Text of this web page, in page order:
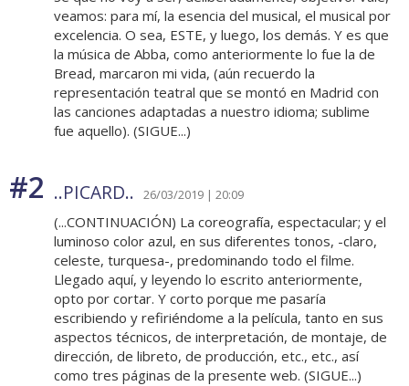
veamos: para mí, la esencia del musical, el musical por
excelencia. O sea, ESTE, y luego, los demás. Y es que
la música de Abba, como anteriormente lo fue la de
Bread, marcaron mi vida, (aún recuerdo la
representación teatral que se montó en Madrid con
las canciones adaptadas a nuestro idioma; sublime
fue aquello). (SIGUE...)
#2 ..PICARD.. 26/03/2019 | 20:09
(...CONTINUACIÓN) La coreografía, espectacular; y el
luminoso color azul, en sus diferentes tonos, -claro,
celeste, turquesa-, predominando todo el filme.
Llegado aquí, y leyendo lo escrito anteriormente,
opto por cortar. Y corto porque me pasaría
escribiendo y refiriéndome a la película, tanto en sus
aspectos técnicos, de interpretación, de montaje, de
dirección, de libreto, de producción, etc., etc., así
como tres páginas de la presente web. (SIGUE...)